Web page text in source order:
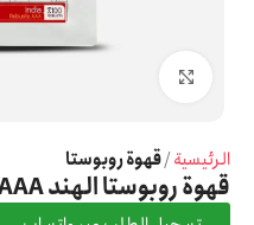
الرئيسية قهوة روبوستا
قهوة روبوستا الهند AAA